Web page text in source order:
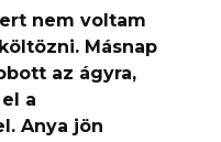
nem voltam
Másnap
az ágyra,
a
Anya jön